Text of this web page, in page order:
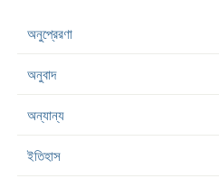
অনুপ্রেরণা
অনুবাদ
অন্যান্য
ইতিহাস